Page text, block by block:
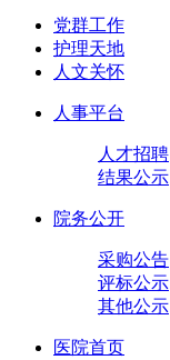
党群工作
护理天地
人文关怀
人事平台
人才招聘
结果公示
院务公开
采购公告
评标公示
其他公示
医院首页